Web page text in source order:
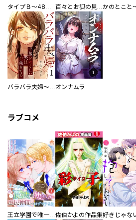
タイプＢ～48時間後、致死率100％～【単話】 百々とお狐の見習い巫女生活【単行本版】
バラバラ夫婦～手足をなくした夫はまだ生きてる オンナムラ
ラブコメ
王立学園で唯一魔法が使えない庶民仲間のはずですよね～実は王子様で私を溺愛しているなんて告白はやめてください～佐伯かよの作品集